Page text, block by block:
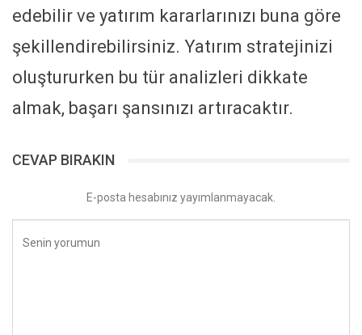
edebilir ve yatırım kararlarınızı buna göre
şekillendirebilirsiniz. Yatırım stratejinizi
oluştururken bu tür analizleri dikkate
almak, başarı şansınızı artıracaktır.
CEVAP BIRAKIN
E-posta hesabınız yayımlanmayacak.